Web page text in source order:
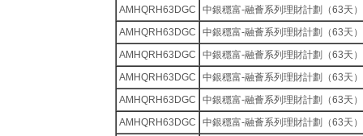
AMHQRH63DGC
中銀穩富-融薈系列理財計劃（63天）
AMHQRH63DGC
中銀穩富-融薈系列理財計劃（63天）
AMHQRH63DGC
中銀穩富-融薈系列理財計劃（63天）
AMHQRH63DGC
中銀穩富-融薈系列理財計劃（63天）
AMHQRH63DGC
中銀穩富-融薈系列理財計劃（63天）
AMHQRH63DGC
中銀穩富-融薈系列理財計劃（63天）